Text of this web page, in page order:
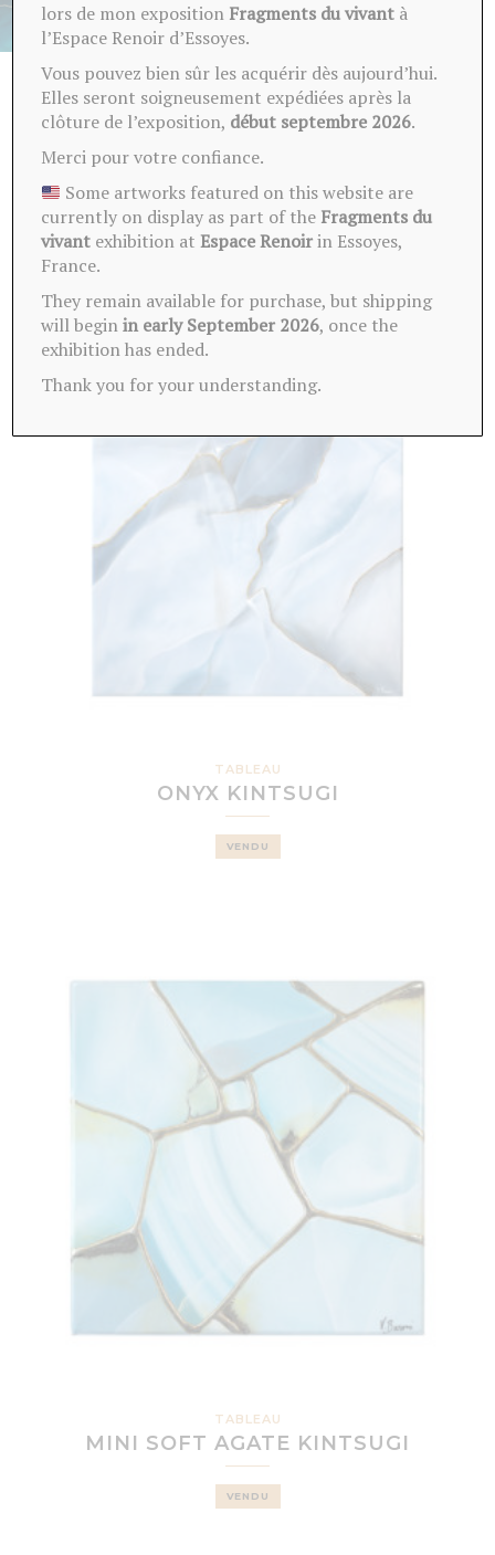
Ces oeuvres peuvent vous
intéresser
TABLEAU
ONYX KINTSUGI
VENDU
TABLEAU
MINI SOFT AGATE KINTSUGI
VENDU
lors de mon exposition Fragments du vivant à
l’Espace Renoir d’Essoyes.
Vous pouvez bien sûr les acquérir dès aujourd’hui.
Elles seront soigneusement expédiées après la
clôture de l’exposition, début septembre 2026.
Merci pour votre confiance.
Some artworks featured on this website are
currently on display as part of the Fragments du
vivant exhibition atEspace Renoirin Essoyes,
France.
They remain available for purchase, but shipping
will beginin early September 2026, once the
exhibition has ended.
Thank you for your understanding.